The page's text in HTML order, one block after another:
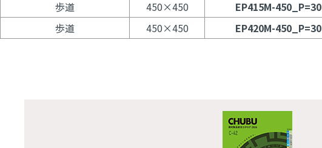
歩道
450×450 EP415M-450_P=30
歩道
450×450 EP420M-450_P=30